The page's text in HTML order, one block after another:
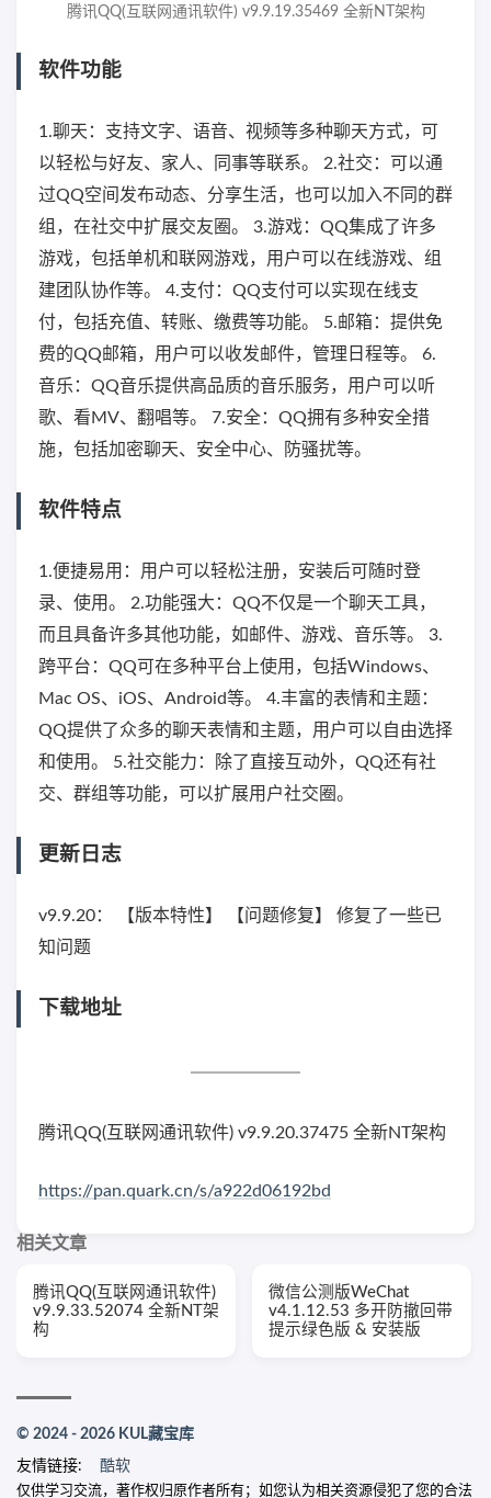
腾讯QQ(互联网通讯软件) v9.9.19.35469 全新NT架构
软件功能
1.聊天：支持文字、语音、视频等多种聊天方式，可
以轻松与好友、家人、同事等联系。 2.社交：可以通
过QQ空间发布动态、分享生活，也可以加入不同的群
组，在社交中扩展交友圈。 3.游戏：QQ集成了许多
游戏，包括单机和联网游戏，用户可以在线游戏、组
建团队协作等。 4.支付：QQ支付可以实现在线支
付，包括充值、转账、缴费等功能。 5.邮箱：提供免
费的QQ邮箱，用户可以收发邮件，管理日程等。 6.
音乐：QQ音乐提供高品质的音乐服务，用户可以听
歌、看MV、翻唱等。 7.安全：QQ拥有多种安全措
施，包括加密聊天、安全中心、防骚扰等。
软件特点
1.便捷易用：用户可以轻松注册，安装后可随时登
录、使用。 2.功能强大：QQ不仅是一个聊天工具，
而且具备许多其他功能，如邮件、游戏、音乐等。 3.
跨平台：QQ可在多种平台上使用，包括Windows、
Mac OS、iOS、Android等。 4.丰富的表情和主题：
QQ提供了众多的聊天表情和主题，用户可以自由选择
和使用。 5.社交能力：除了直接互动外，QQ还有社
交、群组等功能，可以扩展用户社交圈。
更新日志
v9.9.20： 【版本特性】 【问题修复】 修复了一些已
知问题
下载地址
腾讯QQ(互联网通讯软件) v9.9.20.37475 全新NT架构
https://pan.quark.cn/s/a922d06192bd
相关文章
腾讯QQ(互联网通讯软件)
v9.9.33.52074 全新NT架
构
微信公测版WeChat
v4.1.12.53 多开防撤回带
提示绿色版 & 安装版
© 2024 - 2026 KUL藏宝库
友情链接: 酷软
仅供学习交流，著作权归原作者所有；如您认为相关资源侵犯了您的合法